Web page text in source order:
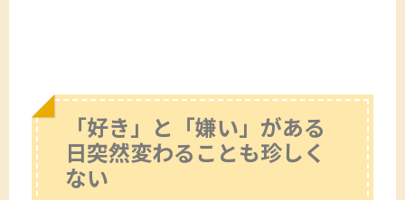
「好き」と「嫌い」がある
日突然変わることも珍しく
ない